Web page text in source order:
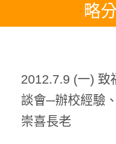
略
2012.7.9 (一) 致
談會─辦校經驗
崇喜長老